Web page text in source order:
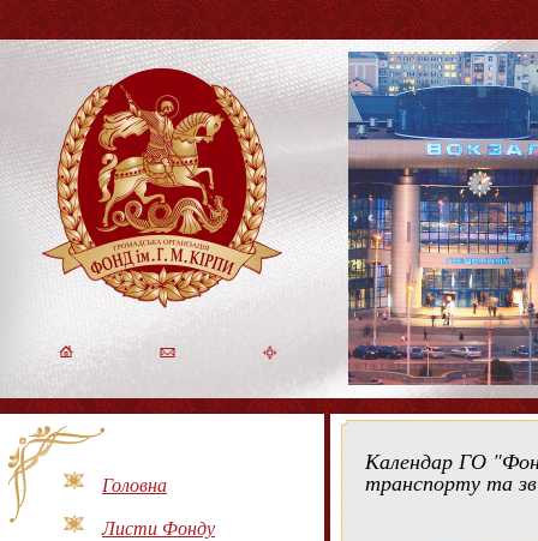
Головна
Листи Фонду
Календар ГО
транспорту та